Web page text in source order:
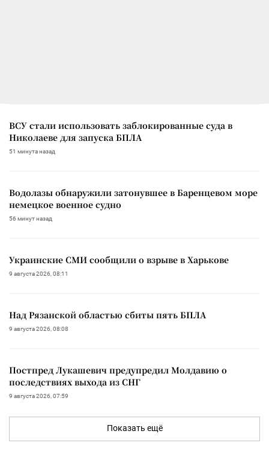
ВСУ стали использовать заблокированные суда в
Николаеве для запуска БПЛА
51 минута назад
Водолазы обнаружили затонувшее в Баренцевом море
немецкое военное судно
56 минут назад
Украинские СМИ сообщили о взрыве в Харькове
9 августа 2026, 08:11
Над Рязанской областью сбиты пять БПЛА
9 августа 2026, 08:08
Постпред Лукашевич предупредил Молдавию о
последствиях выхода из СНГ
9 августа 2026, 07:59
Показать ещё